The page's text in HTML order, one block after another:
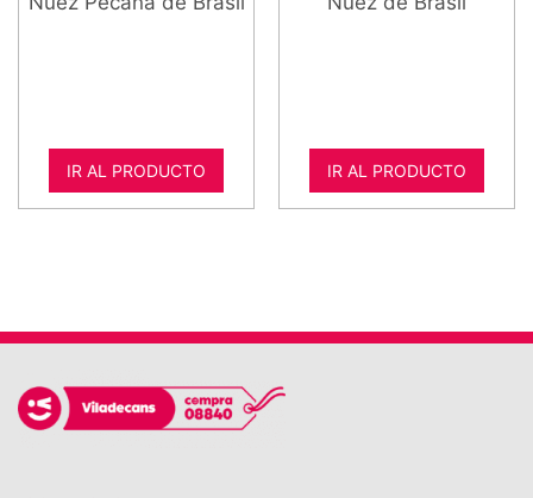
IR AL PRODUCTO IR AL PRODUCTO